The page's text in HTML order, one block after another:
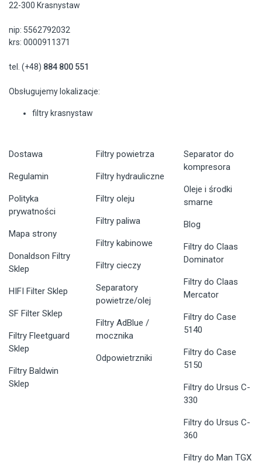
22-300 Krasnystaw
nip: 5562792032
krs: 0000911371
tel. (+48) 884 800 551
Obsługujemy lokalizacje:
filtry krasnystaw
Dostawa
Regulamin
Polityka
prywatności
Mapa strony
Donaldson Filtry
Sklep
HIFI Filter Sklep
SF Filter Sklep
Filtry Fleetguard
Sklep
Filtry Baldwin
Sklep
Filtry powietrza
Filtry hydrauliczne
Filtry oleju
Filtry paliwa
Filtry kabinowe
Filtry cieczy
Separatory
powietrze/olej
Filtry AdBlue /
mocznika
Odpowietrzniki
Separator do
kompresora
Oleje i środki
smarne
Blog
Filtry do Claas
Dominator
Filtry do Claas
Mercator
Filtry do Case
5140
Filtry do Case
5150
Filtry do Ursus C-
330
Filtry do Ursus C-
360
Filtry do Man TGX